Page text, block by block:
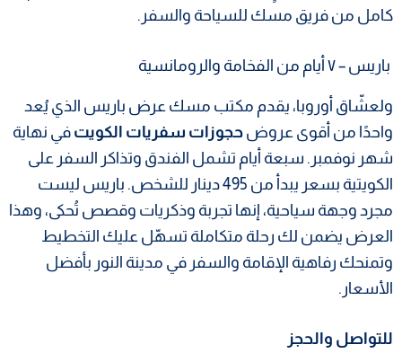
كامل من فريق مسك للسياحة والسفر.
باريس – ٧ أيام من الفخامة والرومانسية
ولعشّاق أوروبا، يقدم مكتب مسك عرض باريس الذي يُعد
واحدًا من أقوى عروض حجوزات سفريات الكويت في نهاية
شهر نوفمبر. سبعة أيام تشمل الفندق وتذاكر السفر على
الكويتية بسعر يبدأ من 495 دينار للشخص. باريس ليست
مجرد وجهة سياحية، إنها تجربة وذكريات وقصص تُحكى، وهذا
العرض يضمن لك رحلة متكاملة تسهّل عليك التخطيط
وتمنحك رفاهية الإقامة والسفر في مدينة النور بأفضل
الأسعار.
للتواصل والحجز